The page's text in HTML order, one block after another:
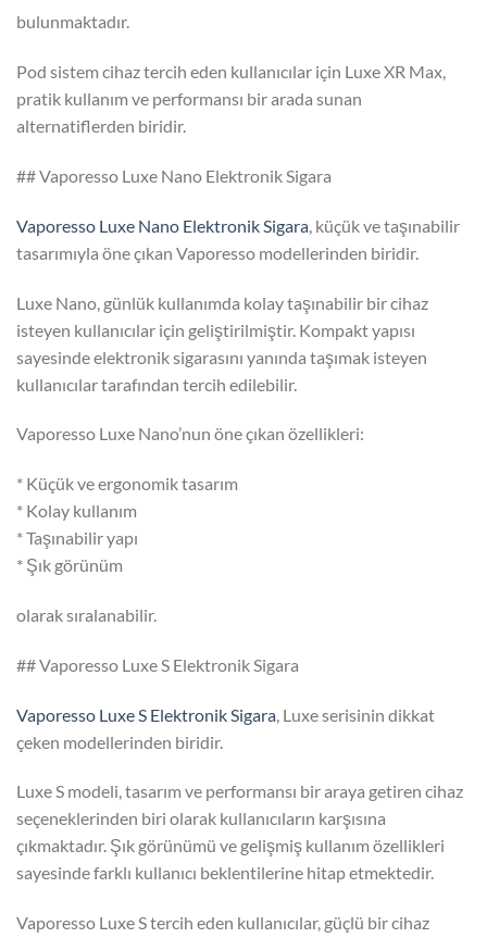
bulunmaktadır.
Pod sistem cihaz tercih eden kullanıcılar için Luxe XR Max,
pratik kullanım ve performansı bir arada sunan
alternatiflerden biridir.
## Vaporesso Luxe Nano Elektronik Sigara
Vaporesso Luxe Nano Elektronik Sigara, küçük ve taşınabilir
tasarımıyla öne çıkan Vaporesso modellerinden biridir.
Luxe Nano, günlük kullanımda kolay taşınabilir bir cihaz
isteyen kullanıcılar için geliştirilmiştir. Kompakt yapısı
sayesinde elektronik sigarasını yanında taşımak isteyen
kullanıcılar tarafından tercih edilebilir.
Vaporesso Luxe Nano’nun öne çıkan özellikleri:
* Küçük ve ergonomik tasarım
* Kolay kullanım
* Taşınabilir yapı
* Şık görünüm
olarak sıralanabilir.
## Vaporesso Luxe S Elektronik Sigara
Vaporesso Luxe S Elektronik Sigara , Luxe serisinin dikkat
çeken modellerinden biridir.
Luxe S modeli, tasarım ve performansı bir araya getiren cihaz
seçeneklerinden biri olarak kullanıcıların karşısına
çıkmaktadır. Şık görünümü ve gelişmiş kullanım özellikleri
sayesinde farklı kullanıcı beklentilerine hitap etmektedir.
Vaporesso Luxe S tercih eden kullanıcılar, güçlü bir cihaz